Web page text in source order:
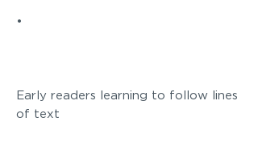
•
Early readers learning to follow lines
of text